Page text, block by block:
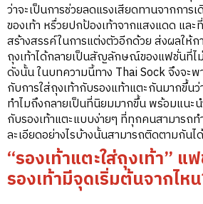
ว่าจะเป็นการช่วยลดแรงเสียดทานจากการ
ของเท้า หรื่วยปกป้องเท้าจากแสงแดด แล
สร้างสรรค์ในการแต่งตัวอีกด้วย ส่งผลให้ก
ถุงเท้าได้กลายเป็นสัญลักษณ์ของแฟชั่นที่
ดังนั้น ในบทความนี้ทาง Thai Sock จึงจะ
กับการใส่ถุงเท้ากับรองแท้าแตะกันมากขึ้น
ทำไมถึงกลายเป็นที่นิยมมากขึ้น พร้อมแนะน
กับรองเท้าแตะแบบง่ายๆ ที่ทุกคนสามารถท
ละเอียดอย่างไรบ้างนั้นสามารถติดตามกันไ
“รองเท้าแตะใส่ถุงเท้า” แ
รองเท้ามีจุดเริ่มต้นจากไห